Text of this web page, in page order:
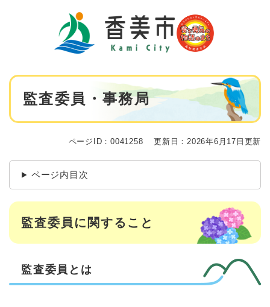
本
監査委員・事務局
ページID：0041258 更新日：2026年6月17日更新
ページ内目次
監査委員に関すること
監査委員とは